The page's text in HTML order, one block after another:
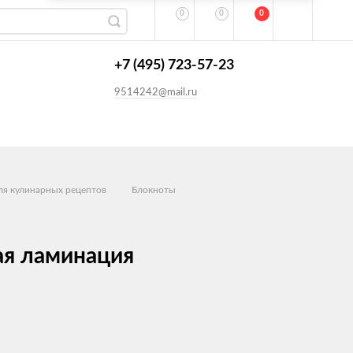
0 0 0
+7 (495) 723-57-23
9514242@mail.ru
кулинарных рецептов Блокноты
ламинация